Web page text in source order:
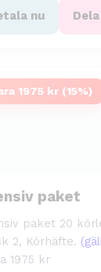
nu
1975 kr (15%)
paket
paket 20
2, Körhäfte.
1975 kr